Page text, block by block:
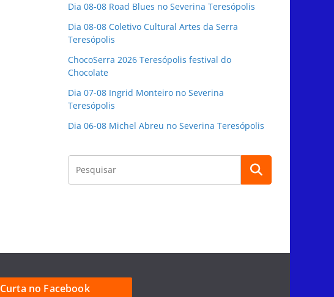
Dia 08-08 Road Blues no Severina Teresópolis
Dia 08-08 Coletivo Cultural Artes da Serra
Teresópolis
ChocoSerra 2026 Teresópolis festival do
Chocolate
Dia 07-08 Ingrid Monteiro no Severina
Teresópolis
Dia 06-08 Michel Abreu no Severina Teresópolis
Curta no Facebook